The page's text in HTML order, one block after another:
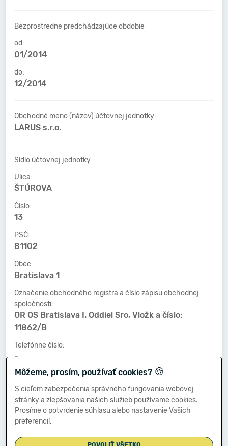
Bezprostredne predchádzajúce obdobie
od:
01/2014
do:
12/2014
Obchodné meno (názov) účtovnej jednotky:
LARUS s.r.o.
Sídlo účtovnej jednotky
Ulica:
ŠTÚROVA
Číslo:
13
PSČ:
81102
Obec:
Bratislava 1
Označenie obchodného registra a číslo zápisu obchodnej
spoločnosti:
OR OS Bratislava I. Oddiel Sro, Vložk a číslo:
11862/B
Telefónne číslo:
-
Faxové číslo:
-
E-mailová adresa:
-
Môžeme, prosím, používať cookies? 🍪
S cieľom zabezpečenia správneho fungovania webovej
stránky a zlepšovania našich služieb používame cookies.
Prosíme o potvrdenie súhlasu alebo nastavenie Vašich
preferencií.